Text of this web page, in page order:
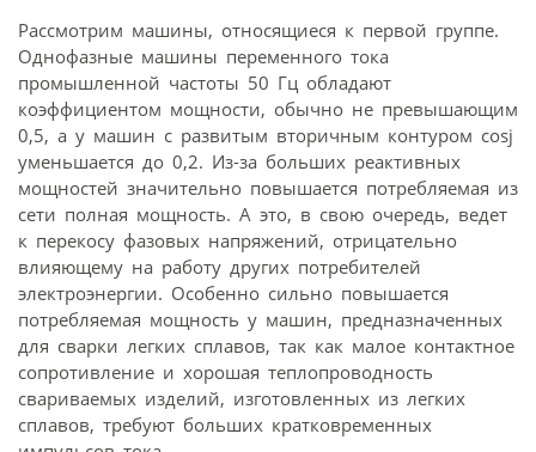
Рассмотрим машины, относящиеся к первой группе.
Однофазные машины переменного тока
промышленной частоты 50 Гц обладают
коэффициентом мощности, обычно не превышающим
0,5, а у машин с развитым вторичным контуром cosj
уменьшается до 0,2. Из-за больших реактивных
мощностей значительно повышается потребляемая из
сети полная мощность. А это, в свою очередь, ведет
к перекосу фазовых напряжений, отрицательно
влияющему на работу других потребителей
электроэнергии. Особенно сильно повышается
потребляемая мощность у машин, предназначенных
для сварки легких сплавов, так как малое контактное
сопротивление и хорошая теплопроводность
свариваемых изделий, изготовленных из легких
сплавов, требуют больших кратковременных